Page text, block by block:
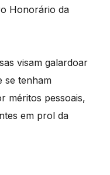
Honorário da
visam galardoar
se tenham
méritos pessoais,
em prol da